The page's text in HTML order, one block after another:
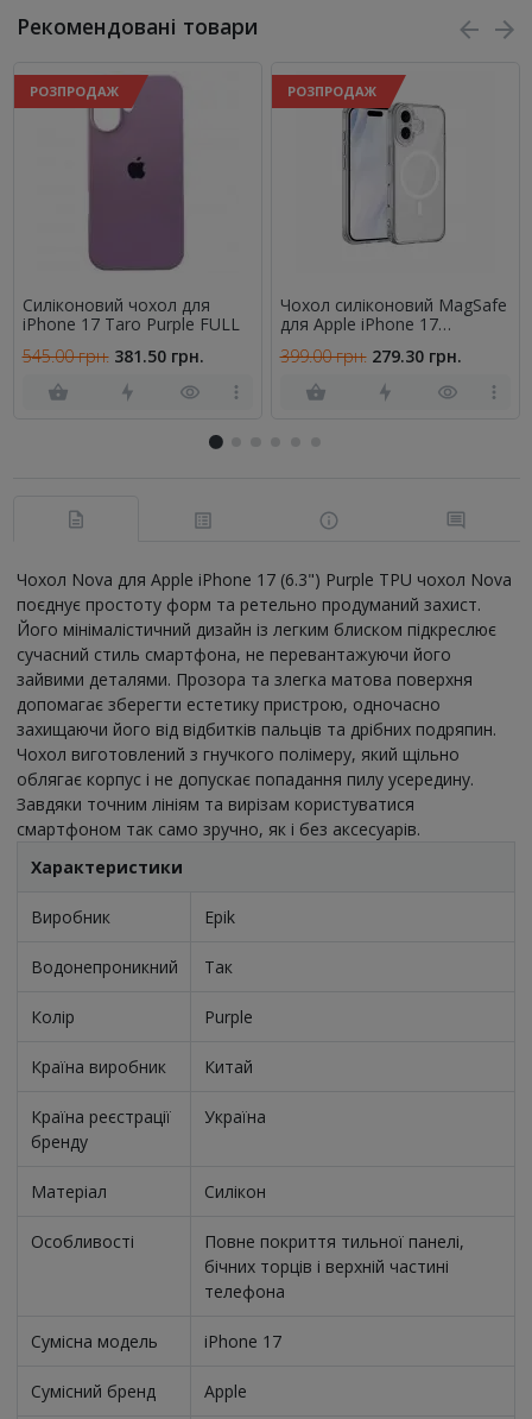
Рекомендовані товари
РОЗПРОДАЖ
Силіконовий чохол для
iPhone 17 Taro Purple FULL
545.00 грн. 381.50 грн.
РОЗПРОДАЖ
Чохол силіконовий MagSafe
для Apple iPhone 17
399.00 грн. 279.30 грн.
Чохол Nova для Apple iPhone 17 (6.3") Purple TPU чохол Nova
поєднує простоту форм та ретельно продуманий захист.
Його мінімалістичний дизайн із легким блиском підкреслює
сучасний стиль смартфона, не перевантажуючи його
зайвими деталями. Прозора та злегка матова поверхня
допомагає зберегти естетику пристрою, одночасно
захищаючи його від відбитків пальців та дрібних подряпин.
Чохол виготовлений з гнучкого полімеру, який щільно
облягає корпус і не допускає попадання пилу усередину.
Завдяки точним лініям та вирізам користуватися
смартфоном так само зручно, як і без аксесуарів.
Характеристики
Виробник Epik
Водонепроникний Так
Колір Purple
Країна виробник Китай
Країна реєстрації
бренду
Україна
Матеріал Силікон
Особливості
Повне покриття тильної панелі,
бічних торців і верхній частині
телефона
Сумісна модель iPhone 17
Сумісний бренд Apple